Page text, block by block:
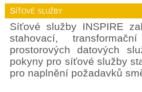
Síťové služby
Síťové služby INSPIRE
stahovací,
prostorových datových
pokyny pro síťové služby
pro naplnění požadavků